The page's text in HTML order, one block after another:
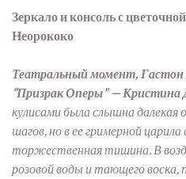
Зеркало и консоль с
Неорококо
Театральный момент,
“Призрак Оперы” —
кулисами была слышна далекая
шагов, но в ее гримерной царила
торжественная тишина. В
розовой воды и тающего воска,